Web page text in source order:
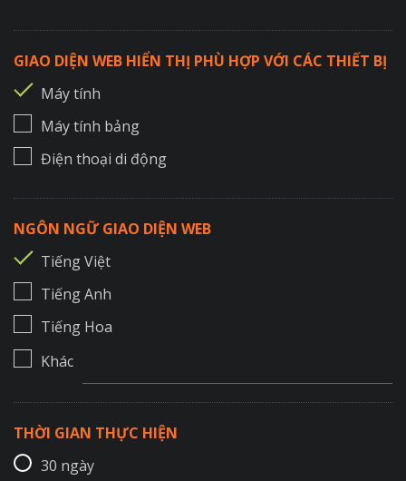
GIAO DIỆN WEB HIỂN THỊ PHÙ HỢP VỚI CÁC THIẾT BỊ
Máy tính
Máy tính bảng
Điện thoại di động
NGÔN NGỮ GIAO DIỆN WEB
Tiếng Việt
Tiếng Anh
Tiếng Hoa
Khác
THỜI GIAN THỰC HIỆN
30 ngày